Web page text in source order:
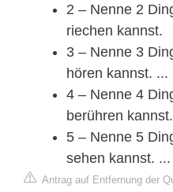
2 – Nenne 2
riechen kannst.
3 – Nenne 3
hören kannst. ...
4 – Nenne 4
berühren
5 – Nenne 5
sehen kannst. ...
Antrag auf Entfernung der